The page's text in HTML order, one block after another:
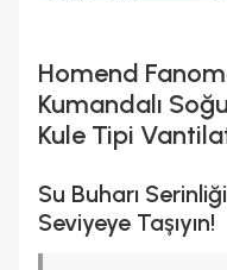
Homend
Kumandalı
Kule Tipi
Su Buharı
Seviyeye Taşıyın!